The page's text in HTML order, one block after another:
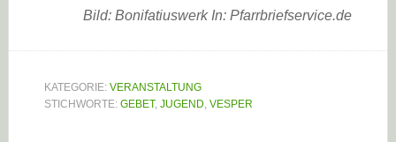
Bild: Bonifatiuswerk In: Pfarrbriefservice.de
KATEGORIE: VERANSTALTUNG
STICHWORTE: GEBET, JUGEND, VESPER